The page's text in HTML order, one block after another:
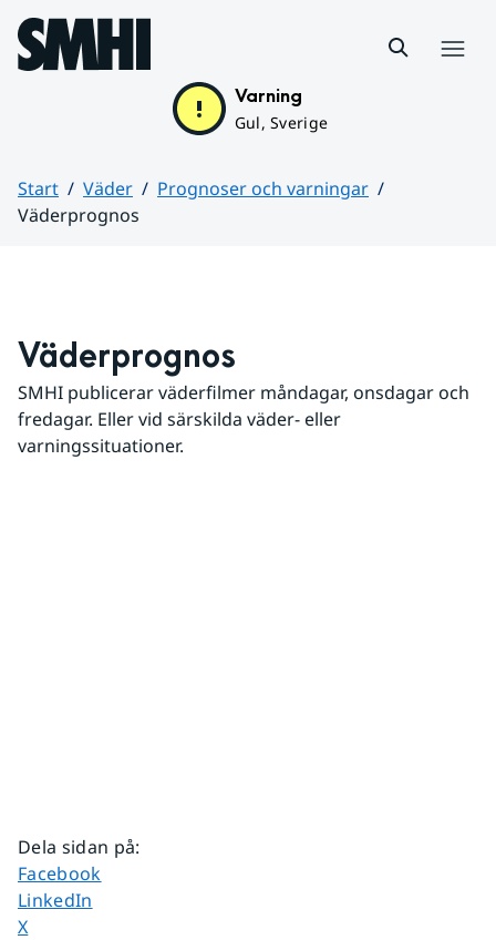
Hoppa till sidans innehåll
Varning
Gul, Sverige
Start Väder
Prognoser och varningar
Väderprognos
Väderprognos
SMHI publicerar väderfilmer måndagar, onsdagar och
fredagar. Eller vid särskilda väder- eller
varningssituationer.
Dela sidan på:
Dela sidan på
Facebook
Dela sidan på
LinkedIn
Dela sidan på
X